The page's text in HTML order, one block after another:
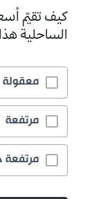
كيف تقيّم
الساحلية
معقولة
مرتفعة
مرتفعة